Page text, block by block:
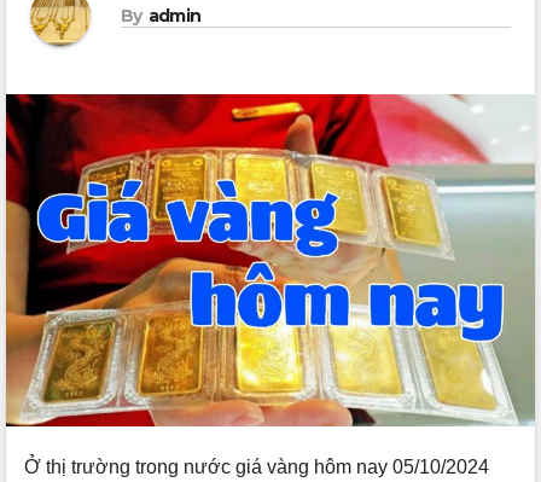
By admin
Ở thị trường trong nước giá vàng hôm nay 05/10/2024